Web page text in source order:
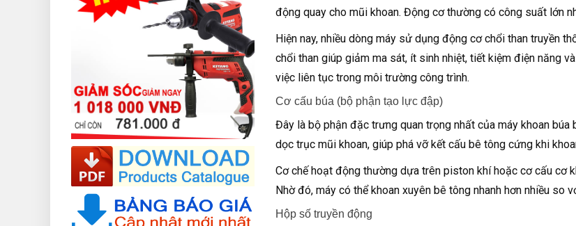
động quay cho mũi khoan. Động cơ thường có công suất lớn
Hiện nay, nhiều dòng máy sử dụng động cơ chổi than truyền
chổi than giúp giảm ma sát, ít sinh nhiệt, tiết kiệm điện năng
việc liên tục trong môi trường công trình.
Cơ cấu búa (bộ phận tạo lực đập)
Đây là bộ phận đặc trưng quan trọng nhất của máy khoan
dọc trục mũi khoan, giúp phá vỡ kết cấu bê tông cứng khi
Cơ chế hoạt động thường dựa trên piston khí hoặc cơ cấu cơ
Nhờ đó, máy có thể khoan xuyên bê tông nhanh hơn nhiều so
Hộp số truyền động